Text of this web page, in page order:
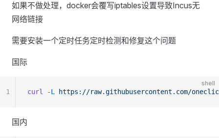
如果不做处理，docker会覆写iptables设置导致Incus无
网络链接
需要安装一个定时任务定时检测和修复这个问题
国际
shell
curl -L https://raw.githubusercontent.com/
1
国内